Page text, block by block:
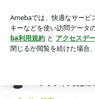
プスコーデ❤︎ |
アラフィフ美まゆ&美肌
アプリをダウンロードし
ょう。
アラフィフ美まゆ